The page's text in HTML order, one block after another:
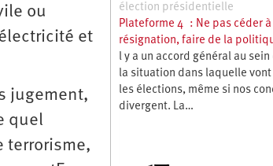
ou
et
jugement,
quel
terrorisme,
élection présidentielle
Plateforme 4 : Ne pas céder à
résignation, faire de la
l y a un accord général au
la situation dans laquelle
les élections, même si nos
divergent. La…